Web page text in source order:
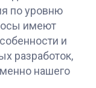
по уровню
имеют
и
разработок,
нашего